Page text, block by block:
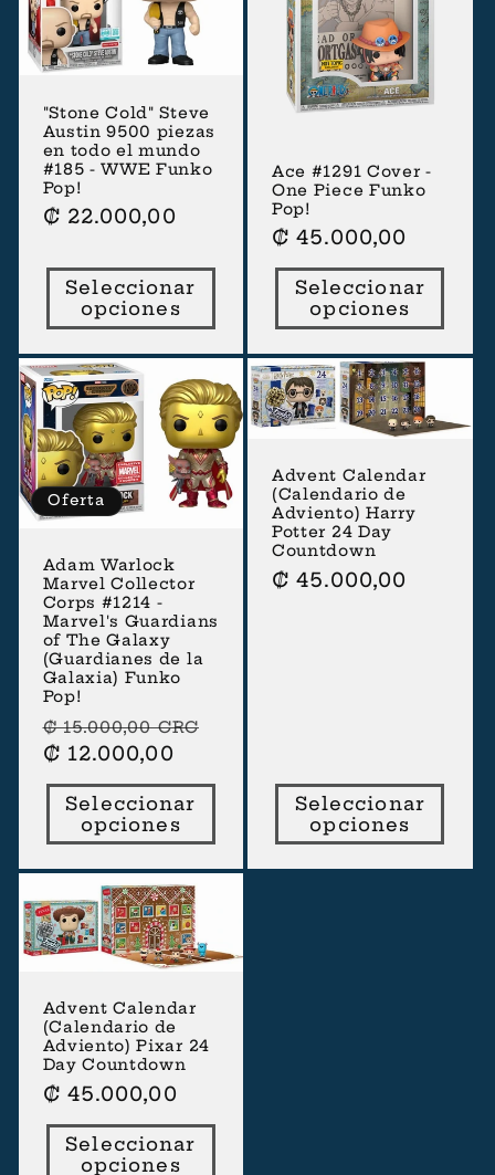
"Stone Cold" Steve
Austin 9500 piezas
en todo el mundo
#185 - WWE Funko
Pop!
Precio
₡ 22.000,00
Seleccionar
opciones
Ace #1291 Cover -
One Piece Funko
Pop!
Precio
habitual
₡ 45.000,00
Seleccionar
opciones
Oferta
Adam Warlock
Marvel Collector
Corps #1214 -
Marvel's Guardians
of The Galaxy
(Guardianes de la
Galaxia) Funko
Pop!
Precio
habitual
₡ 15.000,00 CRC
oferta
₡ 12.000,00
Seleccionar
opciones
Advent Calendar
(Calendario de
Adviento) Harry
Potter 24 Day
Countdown
Precio
₡ 45.000,00
Seleccionar
opciones
Advent Calendar
(Calendario de
Adviento) Pixar 24
Day Countdown
Precio
habitual
₡ 45.000,00
Seleccionar
opciones